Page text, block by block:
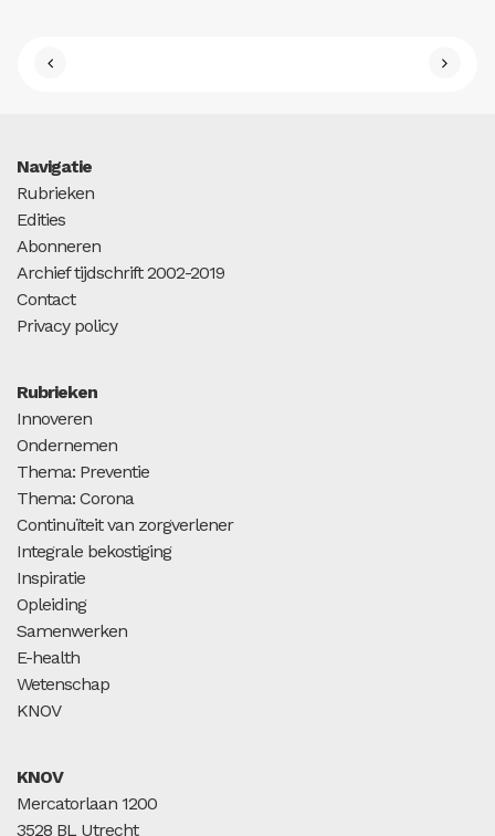
Navigatie
Rubrieken
Edities
Abonneren
Archief tijdschrift 2002-2019
Contact
Privacy policy
Rubrieken
Innoveren
Ondernemen
Thema: Preventie
Thema: Corona
Continuïteit van zorgverlener
Integrale bekostiging
Inspiratie
Opleiding
Samenwerken
E-health
Wetenschap
KNOV
KNOV
Mercatorlaan 1200
3528 BL Utrecht